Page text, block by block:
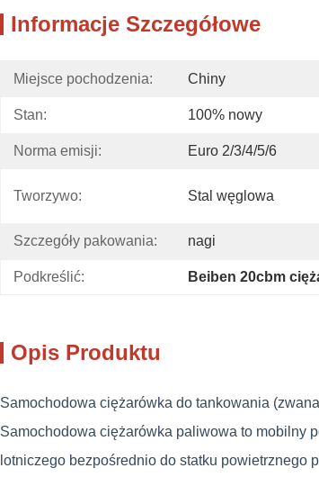
Informacje Szczegółowe
Miejsce pochodzenia: Chiny
Stan: 100% nowy
Norma emisji: Euro 2/3/4/5/6
Tworzywo: Stal węglowa
Szczegóły pakowania: nagi
Podkreślić: Beiben 20cbm
Opis Produktu
Samochodowa ciężarówka do tankowania
Samochodowa ciężarówka paliwowa to mobilny
lotniczego bezpośrednio do statku powietrznego